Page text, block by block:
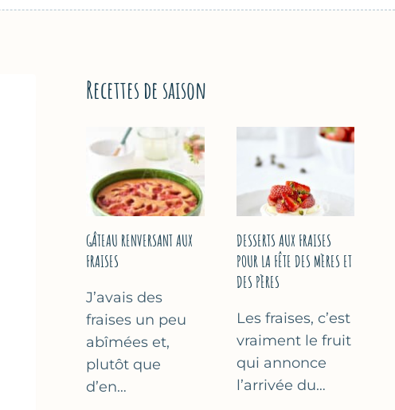
Recettes de saison
GÂTEAU RENVERSANT AUX
FRAISES
J’avais des
fraises un peu
abîmées et,
plutôt que
d’en…
DESSERTS AUX FRAISES
POUR LA FÊTE DES MÈRES ET
DES PÈRES
Les fraises, c’est
vraiment le fruit
qui annonce
l’arrivée du…